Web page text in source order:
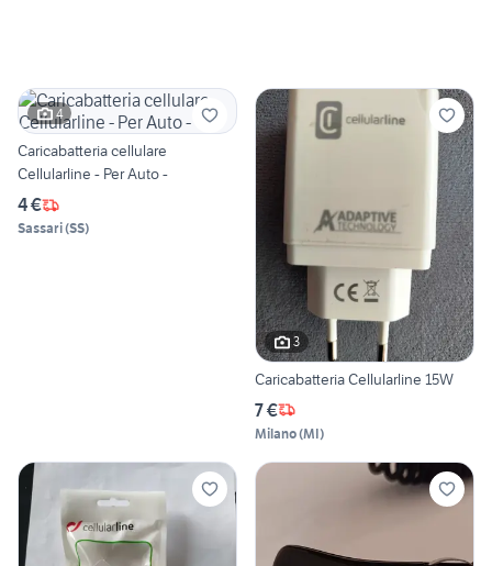
4
Caricabatteria cellulare
Cellularline - Per Auto -
4 €
Sassari(SS)
3
Caricabatteria Cellularline 15W
7 €
Milano(MI)